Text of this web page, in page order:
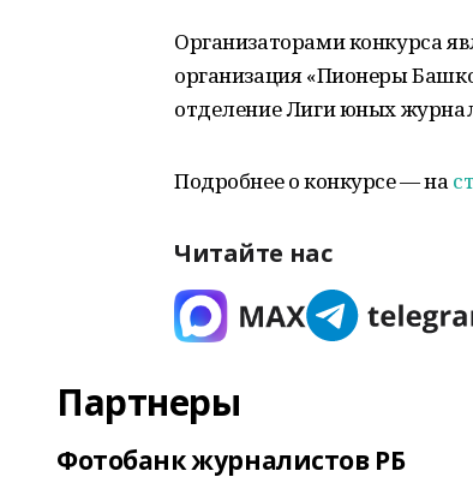
Организаторами конкурса
организация «Пионеры
отделение Лиги юных
Подробнее о конкурсе — на
Читайте нас
Партнеры
Фотобанк журналистов РБ